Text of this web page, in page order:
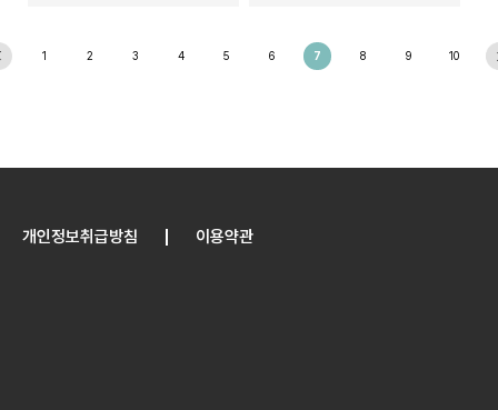
1 2 3 4 5 6 7 8 9 10
개인정보취급방침 이용약관